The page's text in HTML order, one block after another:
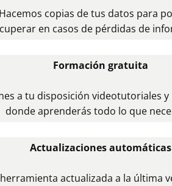
Hacemos copias de tus datos para
en casos de pérdidas de
Formación gratuita
a tu disposición videotutoriales y
donde aprenderás todo lo que
Actualizaciones automáticas
actualizada a la última